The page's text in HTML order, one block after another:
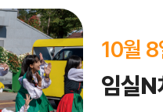
10월
임실N